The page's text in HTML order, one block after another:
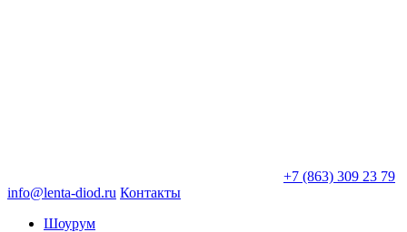
+7 (863) 309 23 79
info@lenta-diod.ru Контакты
Шоурум